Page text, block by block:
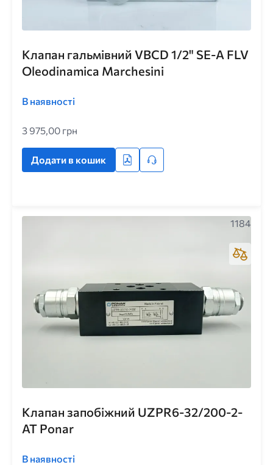
Клапан гальмівний VBCD 1/2" SE-A FLV
Oleodinamica Marchesini
В наявності
3 975,00 грн
Додати в кошик
Клапан запобіжний UZPR6-32/200-2-
AT Ponar
В наявності
1184